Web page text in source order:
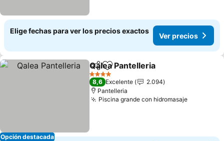
Elige fechas para ver los precios exactos
Ver precios
Opción destacada
CompartirAgregar a favoritos
Qalea Pantelleria
4 Estrellas
8,6 Excelente
2.094
Pantelleria
Piscina grande con hidromasajeVer